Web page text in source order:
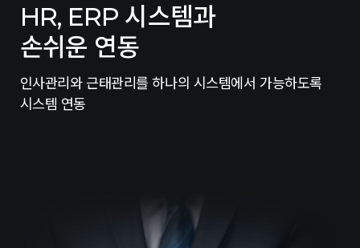
HR, ERP 시스템과
손쉬운 연동
인사관리와 근태관리를 하나의 시스템에서 가능하도록
시스템 연동